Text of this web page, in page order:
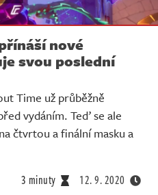
nové
svou poslední
Time už průběžně
vydáním. Teď se ale
čtvrtou a finální masku a
3 minuty 12. 9. 2020